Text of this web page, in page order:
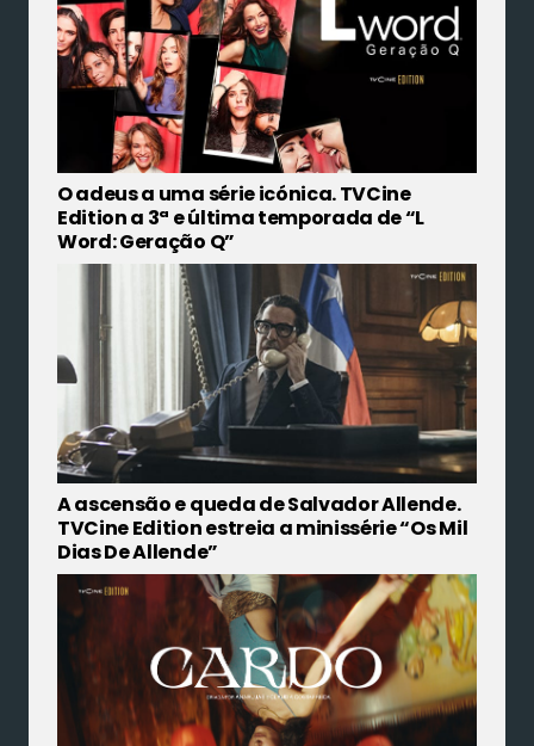
O adeus a uma série icónica. TVCine
Edition a 3ª e última temporada de “L
Word: Geração Q”
A ascensão e queda de Salvador Allende.
TVCine Edition estreia a minissérie “Os Mil
Dias De Allende”